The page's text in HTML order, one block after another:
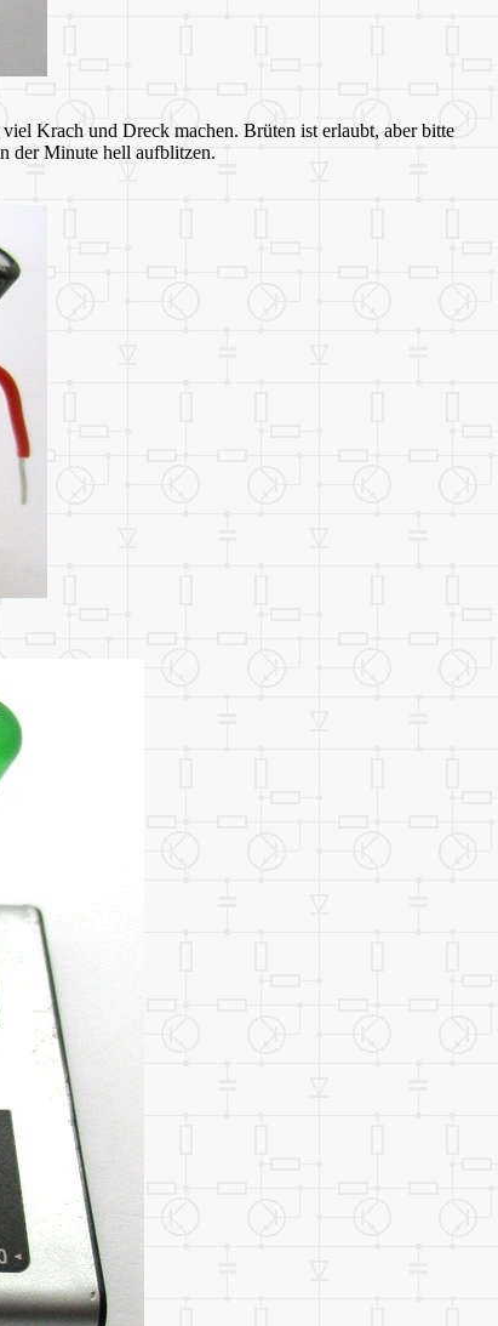
Krach und Dreck machen. Brüten ist erlaubt, aber bitte
der Minute hell aufblitzen.